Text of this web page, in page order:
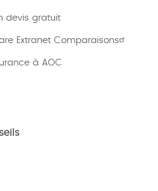
devis gratuit
Extranet Comparaisons
à AOC